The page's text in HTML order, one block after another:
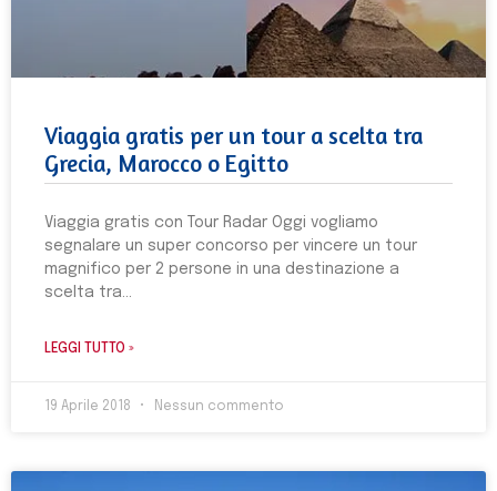
Viaggia gratis per un tour a scelta tra
Grecia, Marocco o Egitto
Viaggia gratis con Tour Radar Oggi vogliamo
segnalare un super concorso per vincere un tour
magnifico per 2 persone in una destinazione a
scelta tra
LEGGI TUTTO »
19 Aprile 2018 Nessun commento